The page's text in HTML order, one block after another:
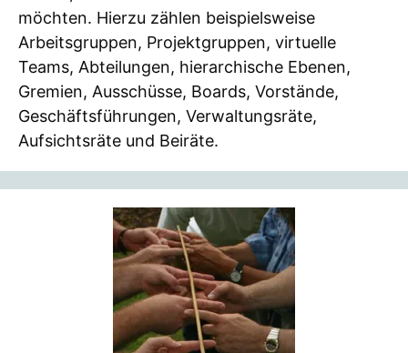
möchten. Hierzu zählen beispielsweise
Arbeitsgruppen, Projektgruppen, virtuelle
Teams, Abteilungen, hierarchische Ebenen,
Gremien, Ausschüsse, Boards, Vorstände,
Geschäftsführungen, Verwaltungsräte,
Aufsichtsräte und Beiräte.